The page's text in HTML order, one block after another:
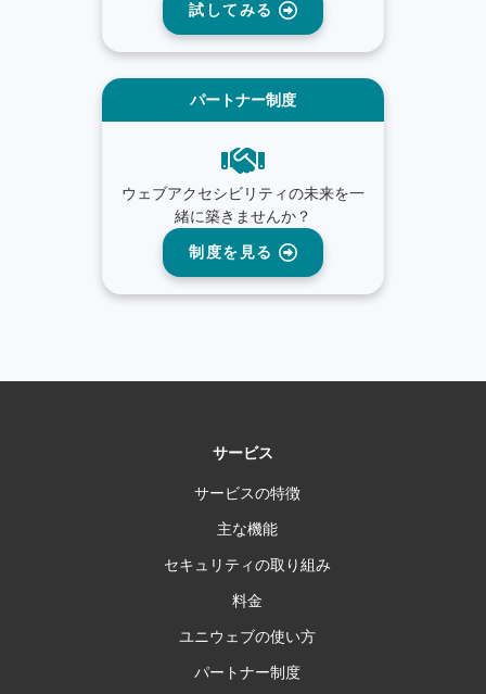
試してみる
パートナー制度
ウェブアクセシビリティの未来を一
緒に築きませんか？
制度を見る
サービス
サービスの特徴
主な機能
セキュリティの取り組み
料金
ユニウェブの使い方
パートナー制度